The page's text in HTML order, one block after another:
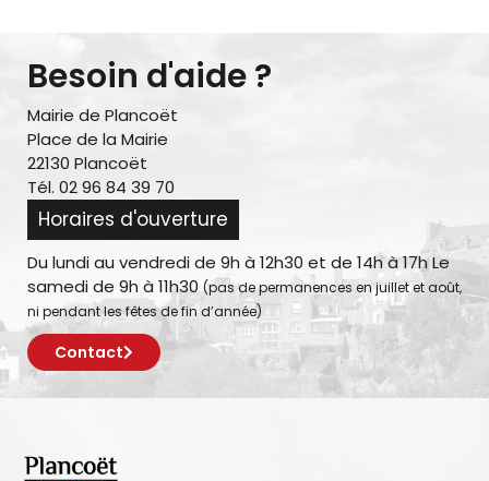
Besoin d'aide ?
Mairie de Plancoët
Place de la Mairie
22130 Plancoët
Tél. 02 96 84 39 70
Horaires d'ouverture
Du lundi au vendredi de 9h à 12h30 et de 14h à 17h Le
samedi de 9h à 11h30 (pas de permanences en juillet et août,
ni pendant les fêtes de fin d’année)
Contact